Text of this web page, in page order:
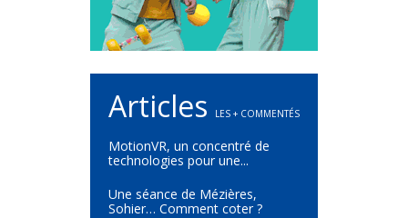
Articles LES + COMMENTÉS
MotionVR, un concentré de
technologies pour une...
Une séance de Mézières,
Sohier… Comment coter ?